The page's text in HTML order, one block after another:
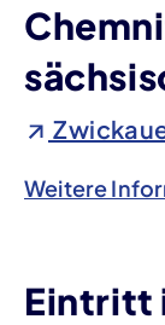
Weitere
Eintritt